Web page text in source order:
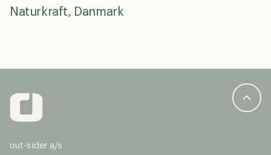
Naturkraft, Danmark
out-sider a/s